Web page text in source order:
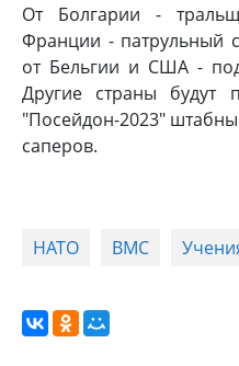
От Болгарии -
Франции - патрульный
от Бельгии и США -
Другие страны будут
"Посейдон-2023"
саперов.
НАТО ВМС